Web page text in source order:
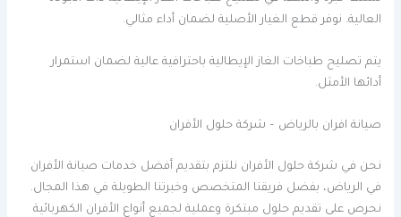
العالية. نوفر قطع الغيار الأصلية لضمان أداء مثالي.
يتم تصليح طباخات الغاز الإيطالية باحترافية عالية لضمان استمرار
أدائها الأمثل.
صيانة افران بالرياض – شركة حلول الأفران
نحن في شركة حلول الأفران نلتزم بتقديم أفضل خدمات صيانة الأفران
في الرياض، بفضل فريقنا المتخصص وخبرتنا الطويلة في هذا المجال.
نحرص على تقديم حلول مبتكرة وعملية لجميع أنواع الأفران الكهربائية